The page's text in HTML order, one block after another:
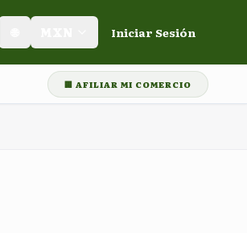
Iniciar Sesión
🏢 AFILIAR MI COMERCIO